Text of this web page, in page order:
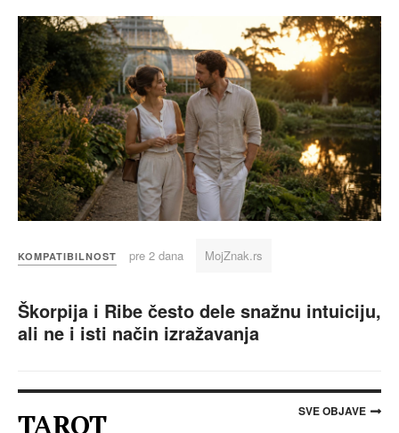
KOMPATIBILNOST pre 2 dana MojZnak.rs
Škorpija i Ribe često dele snažnu intuiciju,
ali ne i isti način izražavanja
TAROT SVE OBJAVE